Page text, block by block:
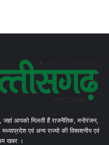
जहां आपको मिलती हैं राजनैतिक, मनोरंजन,
एवं अन्य राज्यो की विश्वशनीय एवं
खबर ।